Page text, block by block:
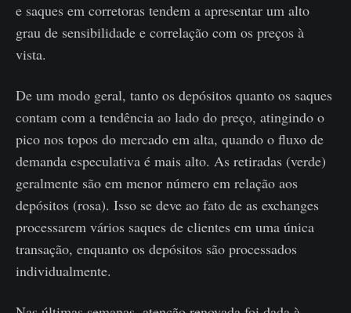
e saques em corretoras tendem a apresentar um alto
grau de sensibilidade e correlação com os preços à
vista.
De um modo geral, tanto os depósitos quanto os saques
contam com a tendência ao lado do preço, atingindo o
pico nos topos do mercado em alta, quando o fluxo de
demanda especulativa é mais alto. As retiradas (verde)
geralmente são em menor número em relação aos
depósitos (rosa). Isso se deve ao fato de as exchanges
processarem vários saques de clientes em uma única
transação, enquanto os depósitos são processados ​​
individualmente.